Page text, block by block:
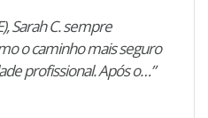
Sarah C. sempre
o caminho mais seguro
profissional. Após o…”